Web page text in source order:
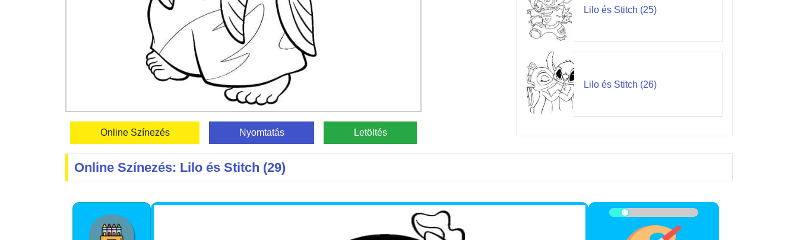
Online Színezés Nyomtatás Letöltés
Lilo és Stitch (25)
Lilo és Stitch (26)
Online Színezés: Lilo és Stitch (29)